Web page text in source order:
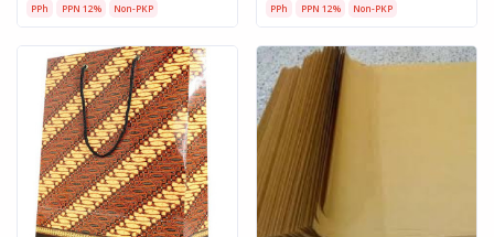
PPh PPN 12% Non-PKP PPh PPN 12% Non-PKP